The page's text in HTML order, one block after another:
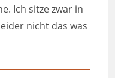
Ich sitze zwar in
nicht das was